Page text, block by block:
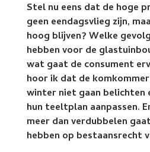
Stel nu eens dat de hoge
geen eendagsvlieg zijn,
hoog blijven? Welke
hebben voor de
wat gaat de consument
hoor ik dat de
winter niet gaan
hun teeltplan aanpassen.
meer dan verdubbelen
hebben op bestaansrecht